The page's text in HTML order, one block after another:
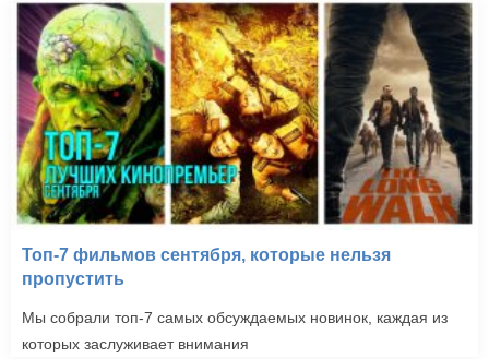
Топ-7 фильмов сентября, которые нельзя
пропустить
Мы собрали топ-7 самых обсуждаемых новинок, каждая из
которых заслуживает внимания